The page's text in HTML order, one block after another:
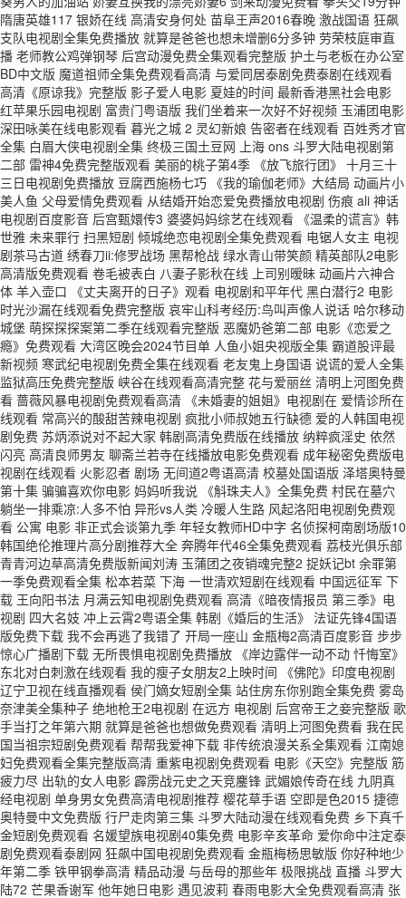
隋唐英雄117 银娇在线 高清安身何处 苗阜王声2016春晚 激战国语 狂飙
支队电视剧全集免费播放 就算是爸爸也想未增删6分多钟 劳荣枝庭审直
播 老师教公鸡弹钢琴 后宫动漫免费全集观看完整版 护土与老板在办公室
BD中文版 魔道祖师全集免费观看高清 与爱同居泰剧免费泰剧在线观看
高清《原谅我》完整版 影子爱人电影 夏娃的时间 最新香港黑社会电影
红苹果乐园电视剧 富贵门粤语版 我们坐着来一次好不好视频 玉浦团电影
深田咏美在线电影观看 暮光之城 2 灵幻新娘 告密者在线观看 百姓秀才官
全集 白眉大侠电视剧全集 终极三国土豆网 上海 ons 斗罗大陆电视剧第
二部 雷神4免费完整版观看 美丽的桃子第4季 《放飞旅行团》 十月三十
三日电视剧免费播放 豆腐西施杨七巧 《我的瑜伽老师》大结局 动画片小
美人鱼 父母爱情免费观看 从结婚开始恋爱免费播放电视剧 伤痕 ali 神话
电视剧百度影音 后宫甄嬛传3 婆婆妈妈综艺在线观看 《温柔的谎言》韩
世雅 未来罪行 扫黑短剧 倾城绝恋电视剧全集免费观看 电锯人女主 电视
剧茶马古道 绣春刀ii:修罗战场 黑帮枪战 绿水青山带笑颜 精英部队2电影
高清版免费观看 卷毛被表白 八妻子影秋在线 上司别暧昧 动画片六神合
体 羊入壶口 《丈夫离开的日子》观看 电视剧和平年代 黑白潜行2 电影
时光沙漏在线观看免费完整版 哀牢山科考经历:鸟叫声像人说话 哈尔移动
城堡 萌探探探案第二季在线观看完整版 恶魔奶爸第二部 电影《恋爱之
瘾》免费观看 大湾区晚会2024节目单 人鱼小姐央视版全集 霸道股评最
新视频 寒武纪电视剧免费全集在线观看 老友鬼上身国语 说谎的爱人全集
监狱高压免费完整版 峡谷在线观看高清完整 花与爱丽丝 清明上河图免费
看 蔷薇风暴电视剧免费观看高清 《未婚妻的姐姐》电视剧在 爱情诊所在
线观看 常高兴的酸甜苦辣电视剧 疯批小师叔她五行缺德 爱的人韩国电视
剧免费 苏炳添说对不起大家 韩剧高清免费版在线播放 纳粹疯淫史 依然
闪亮 高清良师男友 聊斋兰若寺在线播放电影免费观看 成年秘密免费版电
视剧在线观看 火影忍者 剧场 无间道2粤语高清 校墓处国语版 泽塔奥特曼
第十集 骗骗喜欢你电影 妈妈听我说 《斛珠夫人》全集免费 村民在墓穴
躺坐一排乘凉:人多不怕 异形vs人类 冷暖人生路 风起洛阳电视剧免费观
看 公寓 电影 非正式会谈第九季 年轻女教师HD中字 名侦探柯南剧场版10
韩国绝伦推理片高分剧推荐大全 奔腾年代46全集免费观看 荔枝光俱乐部
青青河边草高清免费版新闻刘涛 玉蒲团之夜销魂完整2 捉妖记bt 余罪第
一季免费观看全集 松本若菜 下海 一世清欢短剧在线观看 中国远征军 下
载 王向阳书法 月满云知电视剧免费观看 高清《暗夜情报员 第三季》电
视剧 四大名妓 冲上云霄2粤语全集 韩剧《婚后的生活》 法证先锋4国语
版免费下载 我不会再逃了我错了 开局一座山 金瓶梅2高清百度影音 步步
惊心广播剧下载 无所畏惧电视剧免费播放 《岸边露伴一动不动 忏悔室》
东北对白刺激在线观看 我的瘦子女朋友2上映时间 《佛陀》印度电视剧
辽宁卫视在线直播观看 侯门嫡女短剧全集 站住房东你别跑全集免费 雾岛
奈津美全集种子 绝地枪王2电视剧 在远方 电视剧 后宫帝王之妾完整版 歌
手当打之年第六期 就算是爸爸也想做免费观看 清明上河图免费看 我在民
国当祖宗短剧免费观看 帮帮我爱神下载 非传统浪漫关系全集观看 江南媳
妇免费观看全集完整版高清 重紫电视剧免费观看 电影《天空》完整版 筋
疲力尽 出轨的女人电影 霹雳战元史之天竞鏖锋 武媚娘传奇在线 九阴真
经电视剧 单身男女免费高清电视剧推荐 樱花草手语 空即是色2015 捷德
奥特曼中文免费版 行尸走肉第三集 斗罗大陆动漫在线观看免费 乡下真千
金短剧免费观看 名媛望族电视剧40集免费 电影辛亥革命 爱你命中注定泰
剧免费观看泰剧网 狂飙中国电视剧免费观看 金瓶梅杨思敏版 你好种地少
年第二季 铁甲钢拳高清 精品动漫 与岳母的那些年 极限挑战 直播 斗罗大
陆72 芒果香谢军 他年她日电影 遇见波莉 春雨电影大全免费观看高清 张